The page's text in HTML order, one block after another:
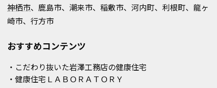
神栖市、鹿島市、潮来市、稲敷市、河内町、利根町、龍ヶ
崎市、行方市
おすすめコンテンツ
・こだわり抜いた岩澤工務店の健康住宅
・健康住宅ＬＡＢＯＲＡＴＯＲＹ